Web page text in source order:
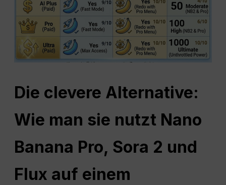
Die clevere Alternative:
Wie man sie nutzt Nano
Banana Pro, Sora 2 und
Flux auf einem